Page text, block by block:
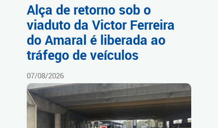
Alça de retorno sob o
viaduto da Victor Ferreira
do Amaral é liberada ao
tráfego de veículos
07/08/2026